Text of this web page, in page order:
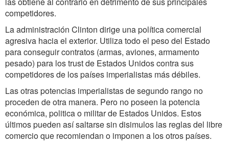
competidores.
La administración Clinton dirige una política comercial
agresiva hacia el exterior. Utiliza todo el peso del Estado
para conseguir contratos (armas, aviones, armamento
pesado) para los trust de Estados Unidos contra sus
competidores de los países imperialistas más débiles.
Las otras potencias imperialistas de segundo rango no
proceden de otra manera. Pero no poseen la potencia
económica, politica o militar de Estados Unidos. Estos
últimos pueden así saltarse sin disimulos las reglas del libre
comercio que recomiendan o imponen a los otros países.